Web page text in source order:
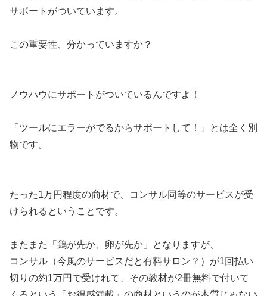
サポートがついています。
この重要性、分かっていますか？
ノウハウにサポートがついているんですよ！
「ツールにエラーがでるからサポートして！」とは全く別
物です。
たった1万円程度の商材で、コンサル同等のサービスが受
けられるということです。
またまた「鶏が先か、卵が先か」となりますが、
コンサル（今風のサービスだと有料サロン？）が1回払い
切りの約1万円で受けれて、その教材が2冊無料で付いて